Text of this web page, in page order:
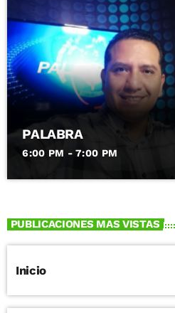
PALABRA
6:00 PM - 7:00 PM
PUBLICACIONES MAS VISTAS
Inicio